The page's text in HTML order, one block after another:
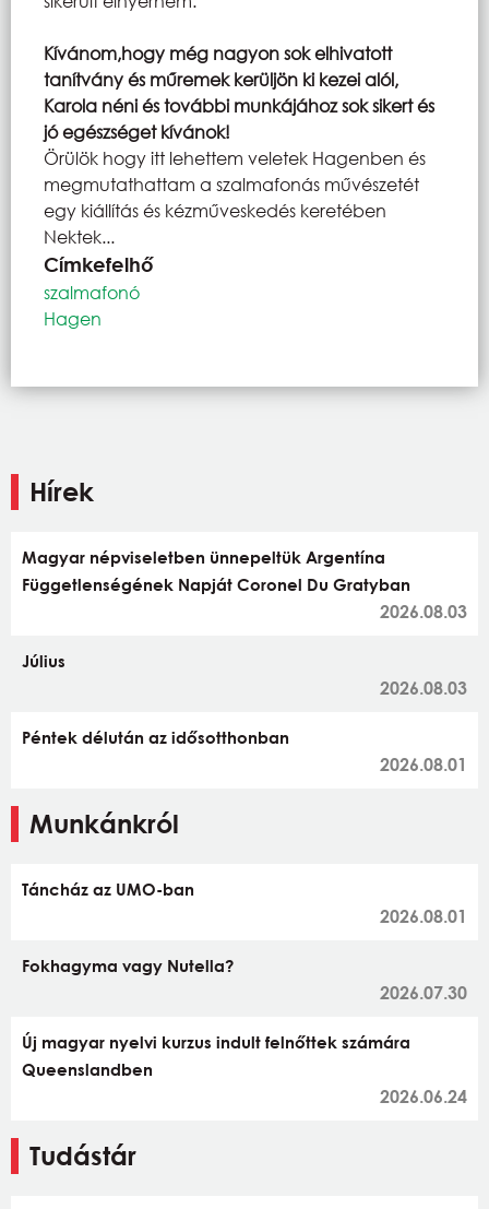
Kívánom,hogy még nagyon sok elhivatott
tanítvány és műremek kerüljön ki kezei alól,
Karola néni és további munkájához sok sikert és
jó egészséget kívánok!
Örülök hogy itt lehettem veletek Hagenben és
megmutathattam a szalmafonás művészetét
egy kiállítás és kézműveskedés keretében
Nektek...
Címkefelhő
szalmafonó
Hagen
Hírek
Magyar népviseletben ünnepeltük Argentína
Függetlenségének Napját Coronel Du Gratyban
2026.08.03
Július
2026.08.03
Péntek délután az idősotthonban
2026.08.01
Munkánkról
Táncház az UMO-ban
2026.08.01
Fokhagyma vagy Nutella?
2026.07.30
Új magyar nyelvi kurzus indult felnőttek számára
Queenslandben
2026.06.24
Tudástár